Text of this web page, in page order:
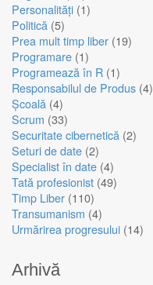
Personalități (1)
Politică (5)
Prea mult timp liber (19)
Programare (1)
Programează în R (1)
Responsabilul de Produs (4)
Școală (4)
Scrum (33)
Securitate cibernetică (2)
Seturi de date (2)
Specialist în date (4)
Tată profesionist (49)
Timp Liber (110)
Transumanism (4)
Urmărirea progresului (14)
Arhivă